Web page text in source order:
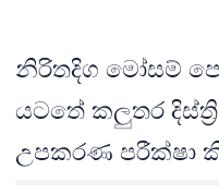
නිරිතදිග මෝසම්
යටතේ කලුතර
උපකරණ පරීක්ෂා